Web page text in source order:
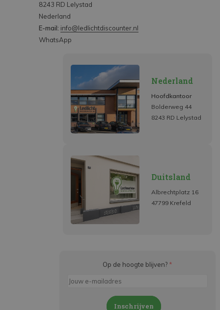
8243 RD Lelystad
Nederland
E-mail: info@ledlichtdiscounter.nl
WhatsApp
Nederland
Hoofdkantoor
Bolderweg 44
8243 RD Lelystad
Duitsland
Albrechtplatz 16
47799 Krefeld
Op de hoogte blijven? *
Inschrijven